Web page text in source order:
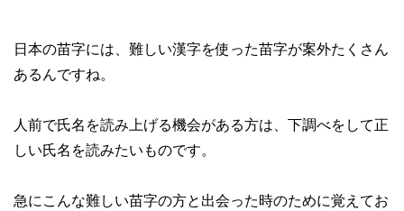
日本の苗字には、難しい漢字を使った苗字が案外たくさん
あるんですね。
人前で氏名を読み上げる機会がある方は、下調べをして正
しい氏名を読みたいものです。
急にこんな難しい苗字の方と出会った時のために覚えてお